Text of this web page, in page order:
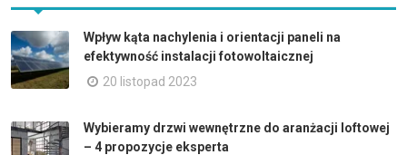
Wpływ kąta nachylenia i orientacji paneli na
efektywność instalacji fotowoltaicznej
20 listopad 2023
Wybieramy drzwi wewnętrzne do aranżacji loftowej
– 4 propozycje eksperta